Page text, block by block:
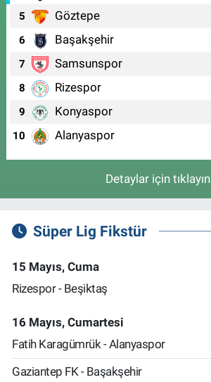
5 Göztepe
6 Başakşehir
7 Samsunspor
8 Rizespor
9 Konyaspor
10 Alanyaspor
Detaylar için tıklayın
Süper Lig Fikstür
15 Mayıs, Cuma
Rizespor - Beşiktaş
16 Mayıs, Cumartesi
Fatih Karagümrük - Alanyaspor
Gaziantep FK - Başakşehir